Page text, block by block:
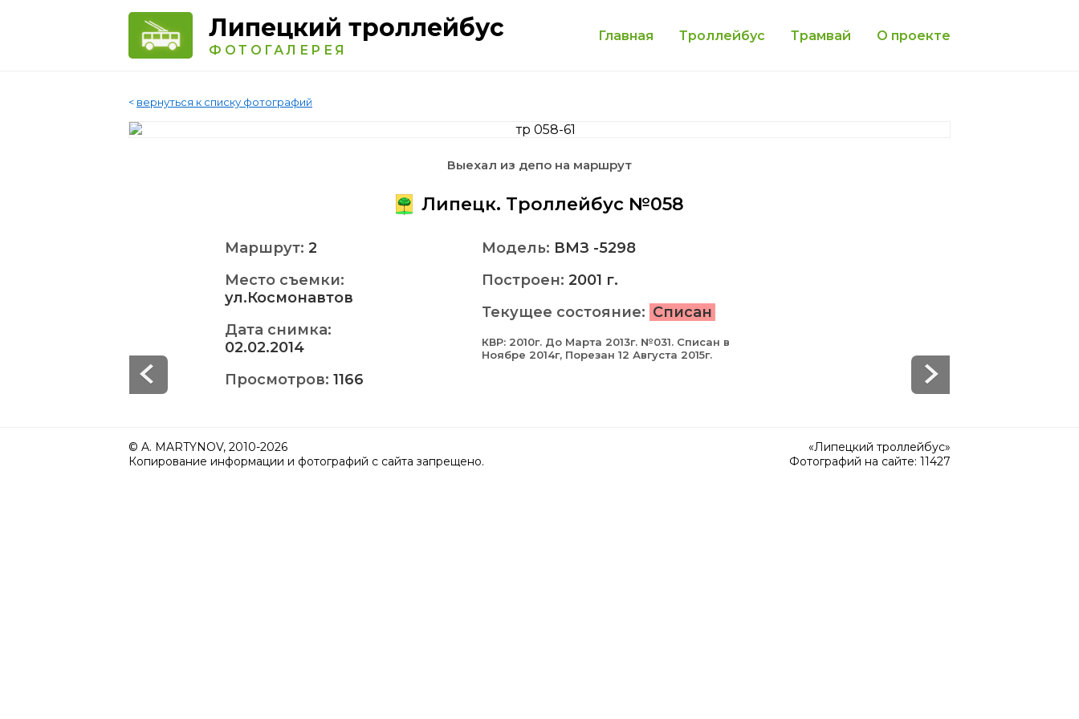
Липецкий троллейбус
ФОТОГАЛЕРЕЯ
Главная Троллейбус Трамвай О проекте
< вернуться к списку фотографий
Выехал из депо на маршрут
Липецк. Троллейбус №058
Маршрут: 2
Место съемки:
ул.Космонавтов
Дата снимка:
02.02.2014
Просмотров: 1166
Модель: ВМЗ -5298
Построен: 2001 г.
Текущее состояние: Списан
КВР: 2010г. До Марта 2013г. №031. Списан в
Ноябре 2014г, Порезан 12 Августа 2015г.
© A. MARTYNOV, 2010-2026
Копирование информации и фотографий с сайта запрещено.
«Липецкий троллейбус»
Фотографий на сайте: 11427